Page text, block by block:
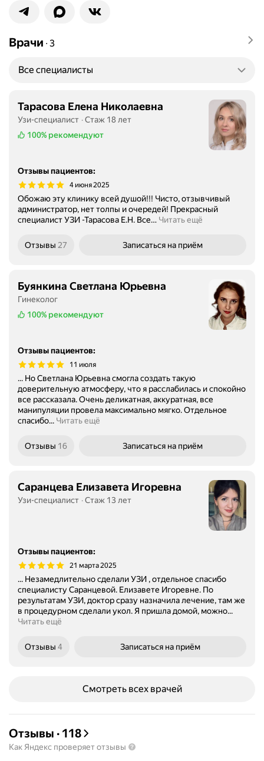
Врачи ∙ 3
Все специалисты
Тарасова Елена Николаевна
Узи-специалист
Стаж 18 лет
100% рекомендуют
Отзывы пациентов:
4 июня 2025
Обожаю эту клинику всей душой!!! Чисто, отзывчивый
администратор, нет толпы и очередей! Прекрасный
специалист УЗИ -Тарасова Е.Н. Все… Читать ещё
Отзывы 27 Записаться на приём
Буянкина Светлана Юрьевна
Гинеколог
100% рекомендуют
Отзывы пациентов:
11 июля
... Но Светлана Юрьевна смогла создать такую
доверительную атмосферу, что я расслабилась и спокойно
все рассказала. Очень деликатная, аккуратная, все
манипуляции провела максимально мягко. Отдельное
спасибо... Читать ещё
Отзывы 16 Записаться на приём
Саранцева Елизавета Игоревна
Узи-специалист Стаж 13 лет
Отзывы пациентов:
21 марта 2025
... Незамедлительно сделали УЗИ , отдельное спасибо
специалисту Саранцевой. Елизавете Игоревне. По
результатам УЗИ, доктор сразу назначила лечение, там же
в процедурном сделали укол. Я пришла домой, можно...
Читать ещё
Отзывы 4 Записаться на приём
Смотреть всех врачей
Отзывы · 118
Как Яндекс проверяет отзывы